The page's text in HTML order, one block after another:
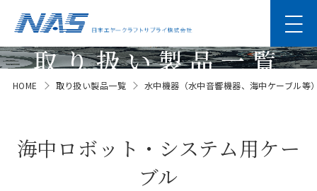
取り扱い製品一覧
Products
HOME 取り扱い製品一覧 水中機器（水中音響機器、海中ケーブル等
海中ロボット・システム用ケー
ブル